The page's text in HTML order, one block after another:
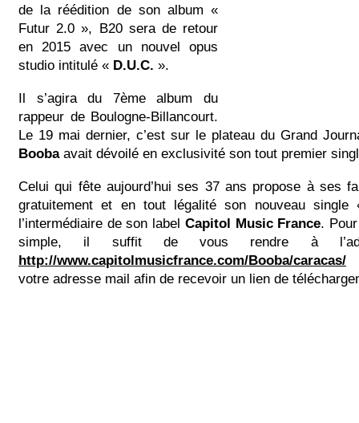
de la réédition de son album «
Futur 2.0 », B20 sera de retour
en 2015 avec un nouvel opus
studio intitulé « D.U.C. ».
Il s’agira du 7ème album du
rappeur de Boulogne-Billancourt.
Le 19 mai dernier, c’est sur le plateau du Grand
Boobaavait dévoilé en exclusivité son tout premier
Celui qui fête aujourd’hui ses 37 ans propose à ses
gratuitement et en tout légalité son nouveau
l’intermédiaire de son label Capitol Music France.
simple, il suffit de vous rendre à
http://www.capitolmusicfrance.com/Booba/caracas/
votre adresse mail afin de recevoir un lien de